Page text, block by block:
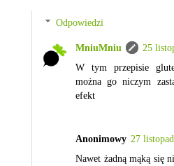
Odpowiedzi
MniuMniu
25
W tym przepisie
można go niczym
efekt
Anonimowy 27
Nawet żadną mąką się